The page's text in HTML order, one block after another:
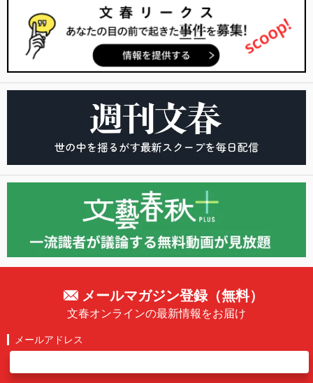
メールマガジン登録（無料）
文春オンラインの最新情報をお届け
メールアドレス